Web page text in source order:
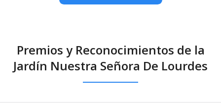
Premios y Reconocimientos de la
Jardín Nuestra Señora De Lourdes